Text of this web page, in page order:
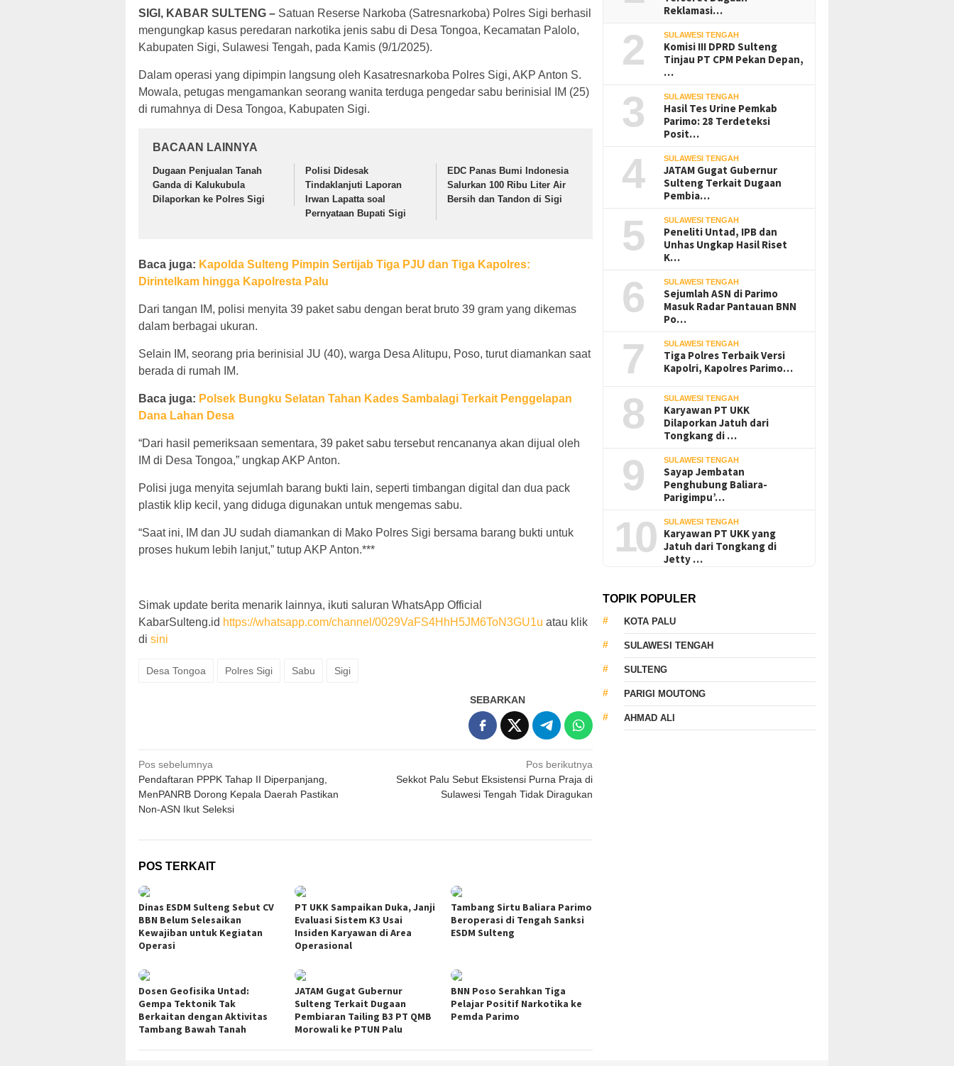
SIGI, KABAR SULTENG – Satuan Reserse Narkoba (Satresnarkoba) Polres Sigi berhasil
mengungkap kasus peredaran narkotika jenis sabu di Desa Tongoa, Kecamatan Palolo,
Kabupaten Sigi, Sulawesi Tengah, pada Kamis (9/1/2025).
Dalam operasi yang dipimpin langsung oleh Kasatresnarkoba Polres Sigi, AKP Anton S.
Mowala, petugas mengamankan seorang wanita terduga pengedar sabu berinisial IM (25)
di rumahnya di Desa Tongoa, Kabupaten Sigi.
BACAAN LAINNYA
Dugaan Penjualan Tanah
Ganda di Kalukubula
Dilaporkan ke Polres Sigi
Polisi Didesak
Tindaklanjuti Laporan
Irwan Lapatta soal
Pernyataan Bupati Sigi
EDC Panas Bumi Indonesia
Salurkan 100 Ribu Liter Air
Bersih dan Tandon di Sigi
Baca juga: Kapolda Sulteng Pimpin Sertijab Tiga PJU dan Tiga Kapolres:
Dirintelkam hingga Kapolresta Palu
Dari tangan IM, polisi menyita 39 paket sabu dengan berat bruto 39 gram yang dikemas
dalam berbagai ukuran.
Selain IM, seorang pria berinisial JU (40), warga Desa Alitupu, Poso, turut diamankan saat
berada di rumah IM.
Baca juga: Polsek Bungku Selatan Tahan Kades Sambalagi Terkait Penggelapan
Dana Lahan Desa
“Dari hasil pemeriksaan sementara, 39 paket sabu tersebut rencananya akan dijual oleh
IM di Desa Tongoa,” ungkap AKP Anton.
Polisi juga menyita sejumlah barang bukti lain, seperti timbangan digital dan dua pack
plastik klip kecil, yang diduga digunakan untuk mengemas sabu.
“Saat ini, IM dan JU sudah diamankan di Mako Polres Sigi bersama barang bukti untuk
proses hukum lebih lanjut,” tutup AKP Anton.***
Simak update berita menarik lainnya, ikuti saluran WhatsApp Official
KabarSulteng.id https://whatsapp.com/channel/0029VaFS4HhH5JM6ToN3GU1u atau klik
di sini
Desa Tongoa Polres Sigi Sabu Sigi
SEBARKAN
Navigasi
pos
Pos sebelumnya
Pendaftaran PPPK Tahap II Diperpanjang,
MenPANRB Dorong Kepala Daerah Pastikan
Non-ASN Ikut Seleksi
Pos berikutnya
Sekkot Palu Sebut Eksistensi Purna Praja di
Sulawesi Tengah Tidak Diragukan
POS TERKAIT
Dinas ESDM Sulteng Sebut CV
BBN Belum Selesaikan
Kewajiban untuk Kegiatan
Operasi
PT UKK Sampaikan Duka, Janji
Evaluasi Sistem K3 Usai
Insiden Karyawan di Area
Operasional
Tambang Sirtu Baliara Parimo
Beroperasi di Tengah Sanksi
ESDM Sulteng
Dosen Geofisika Untad:
Gempa Tektonik Tak
Berkaitan dengan Aktivitas
Tambang Bawah Tanah
JATAM Gugat Gubernur
Sulteng Terkait Dugaan
Pembiaran Tailing B3 PT QMB
Morowali ke PTUN Palu
BNN Poso Serahkan Tiga
Pelajar Positif Narkotika ke
Pemda Parimo
Reklamasi…
2 SULAWESI TENGAH
Komisi III DPRD Sulteng
Tinjau PT CPM Pekan Depan,
…
3 SULAWESI TENGAH
Hasil Tes Urine Pemkab
Parimo: 28 Terdeteksi
Posit…
4 SULAWESI TENGAH
JATAM Gugat Gubernur
Sulteng Terkait Dugaan
Pembia…
5 SULAWESI TENGAH
Peneliti Untad, IPB dan
Unhas Ungkap Hasil Riset
K…
6 SULAWESI TENGAH
Sejumlah ASN di Parimo
Masuk Radar Pantauan BNN
Po…
7 SULAWESI TENGAH
Tiga Polres Terbaik Versi
Kapolri, Kapolres Parimo…
8 SULAWESI TENGAH
Karyawan PT UKK
Dilaporkan Jatuh dari
Tongkang di …
9 SULAWESI TENGAH
Sayap Jembatan
Penghubung Baliara-
Parigimpu’…
10 SULAWESI TENGAH
Karyawan PT UKK yang
Jatuh dari Tongkang di
Jetty …
TOPIK POPULER
KOTA PALU
SULAWESI TENGAH
SULTENG
PARIGI MOUTONG
AHMAD ALI